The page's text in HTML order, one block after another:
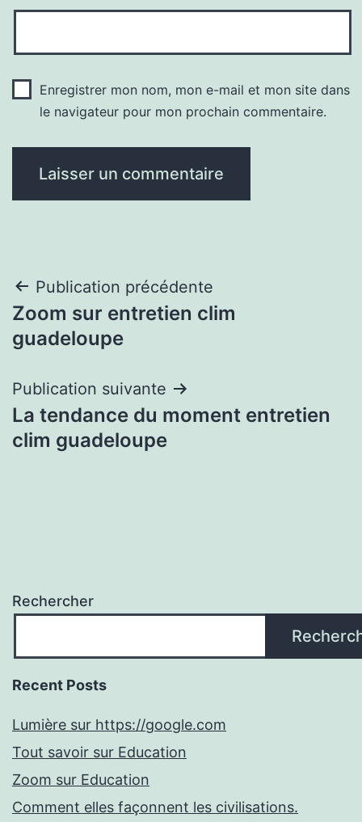
Enregistrer mon nom, mon e-mail et mon site dans
le navigateur pour mon prochain commentaire.
Navigation
de
Publication précédente
Zoom sur entretien clim
guadeloupe
Publication suivante
La tendance du moment entretien
clim guadeloupe
Rechercher
Recent Posts
Lumière sur https://google.com
Tout savoir sur Education
Zoom sur Education
Comment elles façonnent les civilisations.